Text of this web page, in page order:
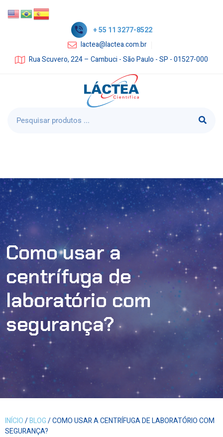
+ 55 11 3277-8522
lactea@lactea.com.br
Rua Scuvero, 224 – Cambuci - São Paulo - SP - 01527-000
Como usar a
centrífuga de
laboratório com
segurança?
INÍCIO/BLOG/ COMO USAR A CENTRÍFUGA DE LABORATÓRIO COM
SEGURANÇA?